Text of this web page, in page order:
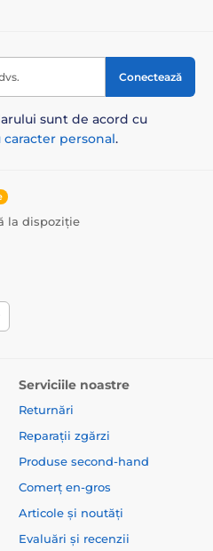
Conectează
sunt de acord cu
personal.
la dispoziție
Serviciile noastre
Returnări
Reparații zgărzi
Produse second-hand
Comerț en-gros
Articole și noutăți
Evaluări și recenzii